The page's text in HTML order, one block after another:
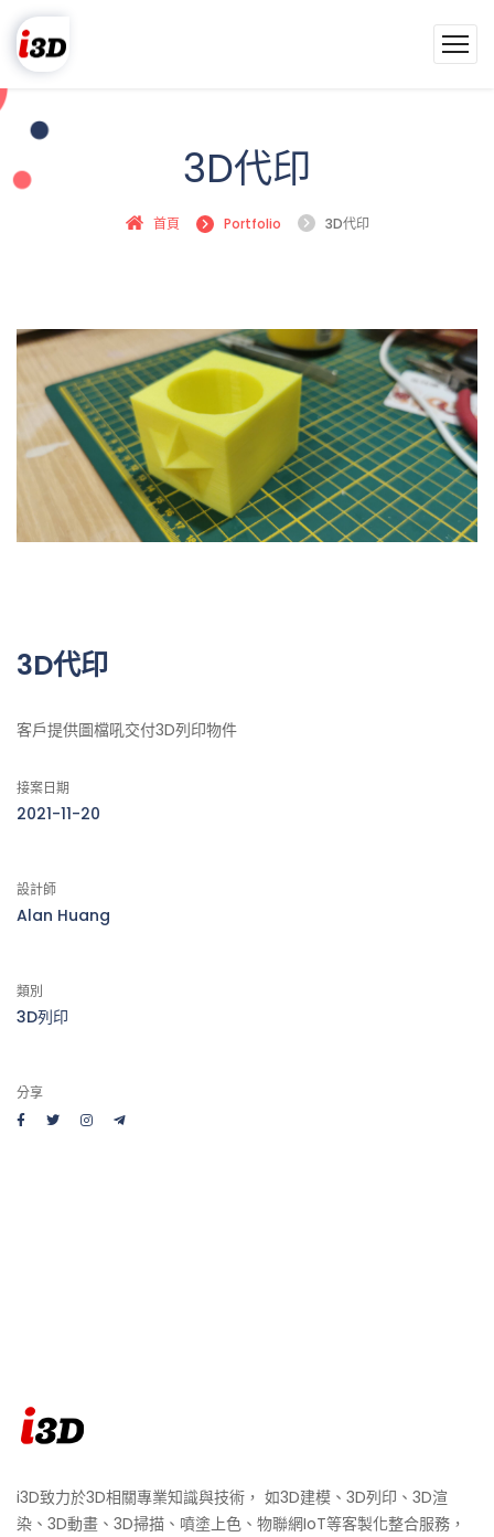
3D代印
首頁 Portfolio 3D代印
3D代印
客戶提供圖檔吼交付3D列印物件
接案日期
2021-11-20
設計師
Alan Huang
類別
3D列印
分享
i3D致力於3D相關專業知識與技術， 如3D建模、3D列印、3D渲
染、3D動畫、3D掃描、噴塗上色、物聯網IoT等客製化整合服務，